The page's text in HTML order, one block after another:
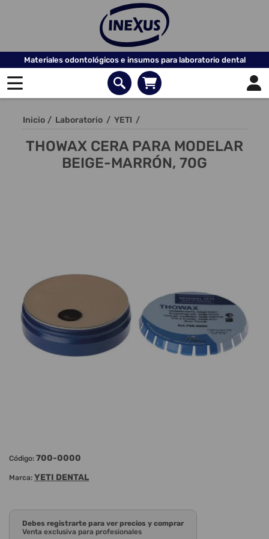
Materiales odontológicos e insumos para laboratorio dental
Inicio / Laboratorio / YETI /
THOWAX CERA PARA MODELAR
BEIGE-MARRÓN, 70G
Código: 700-0000
Marca: YETI DENTAL
Debes registrarte para ver precios y comprar
Venta exclusiva para profesionales